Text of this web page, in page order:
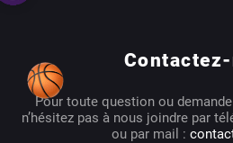
Pour toute question ou
n’hésitez pas à nous joindre par
ou par mail :